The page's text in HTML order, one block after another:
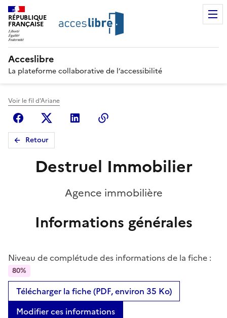
RÉPUBLIQUE
FRANÇAISE
Acceslibre
La plateforme collaborative de l’accessibilité
Voir le fil d'Ariane
FacebookX (anciennement Twitter)
Linkedin
Retour
Destruel Immobilier
Agence immobilière
Informations générales
Niveau de complétude des informations de la fiche :
80%
Télécharger la fiche (PDF, environ 35 Ko)
Modifier ces informations